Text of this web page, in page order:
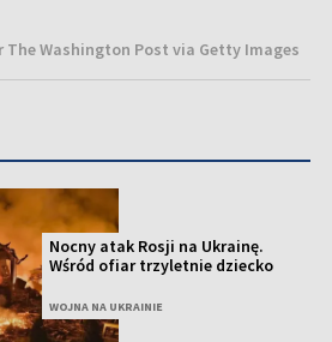
The Washington Post via Getty Images
Nocny atak Rosji na Ukrainę.
Wśród ofiar trzyletnie dziecko
WOJNA NA UKRAINIE